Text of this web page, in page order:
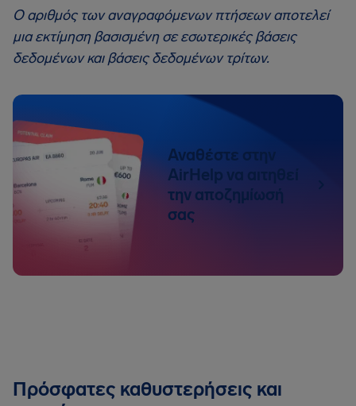
Ο αριθμός των αναγραφόμενων πτήσεων αποτελεί
μια εκτίμηση βασισμένη σε εσωτερικές βάσεις
δεδομένων και βάσεις δεδομένων τρίτων.
Αναθέστε στην
AirHelp να αιτηθεί
την αποζημίωσή
σας
Πρόσφατες καθυστερήσεις και